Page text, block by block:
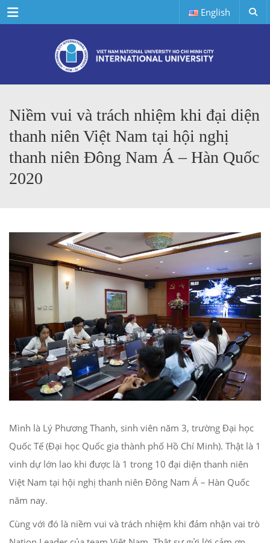
Menu English
Niềm vui và trách nhiệm khi đại diện
thanh niên Việt Nam tại hội nghị
thanh niên Đông Nam Á – Hàn Quốc
2020
Mình là Lý Phương Thanh, sinh viên năm 3, trường Đại học
Quốc Tế (Đại học Quốc gia thành phố Hồ Chí Minh). Thật là 1
vinh dự lớn lao khi được là 1 trong 10 đại diện thanh niên
Việt Nam tại hội nghị thanh niên Đông Nam Á – Hàn Quốc
năm nay.
Cùng với đó là niềm vui và trách nhiệm khi đảm nhận vai trò